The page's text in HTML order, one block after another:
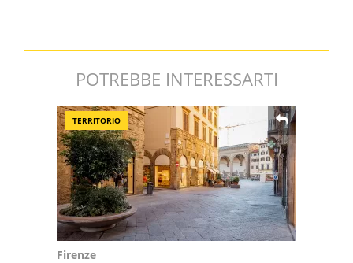
POTREBBE INTERESSARTI
TERRITORIO
Firenze